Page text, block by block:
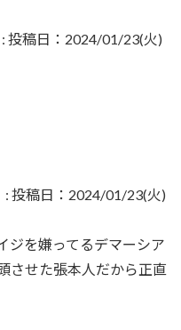
: 投稿日：2024/01/23(火)
: 投稿日：2024/01/23(火)
ジを嫌ってるデマーシア
させた張本人だから正直